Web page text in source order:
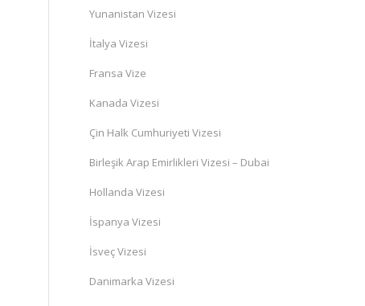
Yunanistan Vizesi
İtalya Vizesi
Fransa Vize
Kanada Vizesi
Çin Halk Cumhuriyeti Vizesi
Birleşik Arap Emirlikleri Vizesi – Dubai
Hollanda Vizesi
İspanya Vizesi
İsveç Vizesi
Danimarka Vizesi